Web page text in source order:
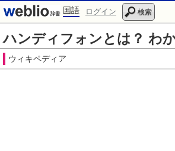
国語 ログイン 検索
ハンディフォンとは？ わ
ウィキペディア